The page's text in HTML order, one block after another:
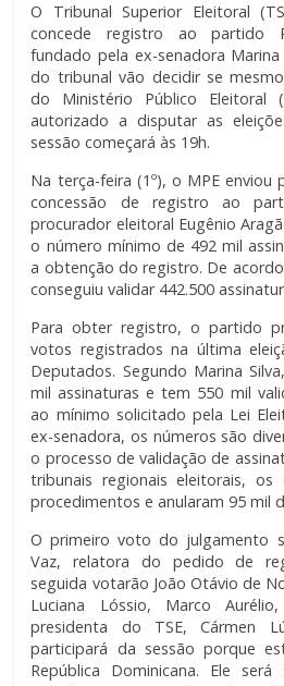
O Tribunal Superior Eleitoral
concede registro ao partido
fundado pela ex-senadora
do tribunal vão decidir se
do Ministério Público Eleitoral
autorizado a disputar as
sessão começará às 19h.
Na terça-feira (1º), o MPE enviou
concessão de registro ao
procurador eleitoral Eugênio
o número mínimo de 492 mil
a obtenção do registro. De
conseguiu validar 442.500
Para obter registro, o partido
votos registrados na última
Deputados. Segundo Marina
mil assinaturas e tem 550 mil
ao mínimo solicitado pela Lei
ex-senadora, os números são
o processo de validação de
tribunais regionais eleitorais,
procedimentos e anularam 95 mil
O primeiro voto do julgamento
Vaz, relatora do pedido de
seguida votarão João Otávio de
Luciana Lóssio, Marco
presidenta do TSE, Cármen
participará da sessão porque
República Dominicana. Ele